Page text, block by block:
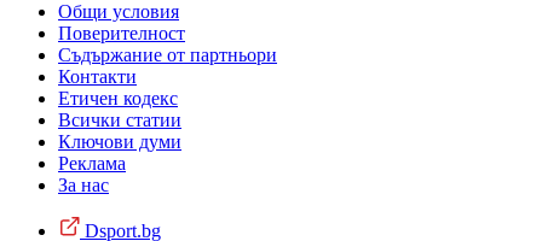
Общи условия
Поверителност
Съдържание от партньори
Контакти
Етичен кодекс
Всички статии
Ключови думи
Реклама
За нас
Dsport.bg